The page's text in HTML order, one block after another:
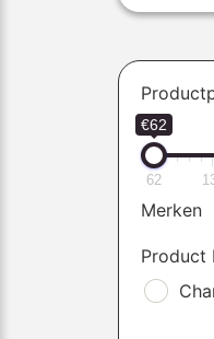
€62
62
Merken
Product